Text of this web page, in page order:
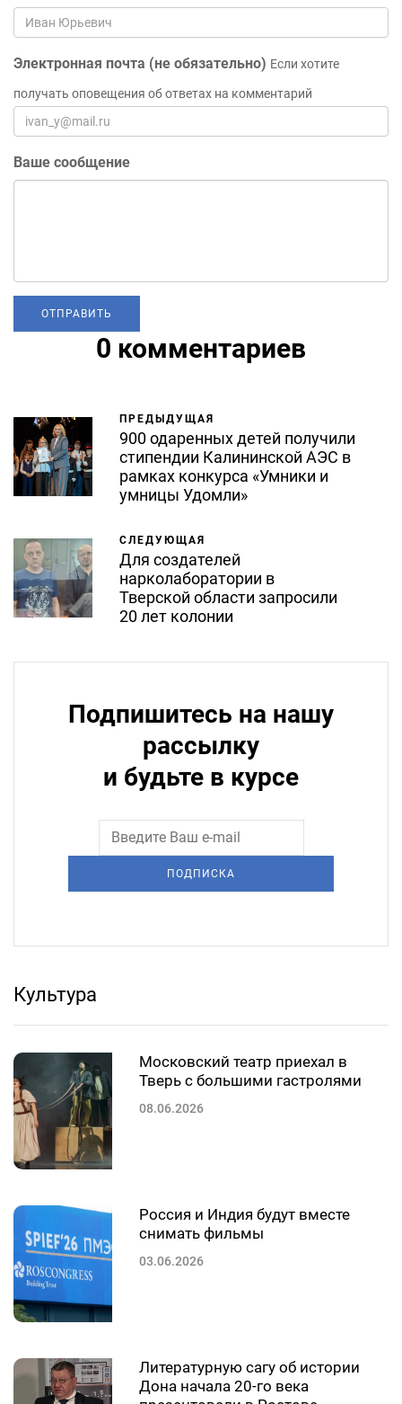
Электронная почта (не обязательно) Если хотите
получать оповещения об ответах на комментарий
Ваше сообщение
0 комментариев
ПРЕДЫДУЩАЯ
900 одаренных детей получили
стипендии Калининской АЭС в
рамках конкурса «Умники и
умницы Удомли»
СЛЕДУЮЩАЯ
Для создателей
нарколаборатории в
Тверской области запросили
20 лет колонии
Подпишитесь на нашу
рассылку
и будьте в курсе
ПОДПИСКА
Культура
Московский театр приехал в
Тверь с большими гастролями
08.06.2026
Россия и Индия будут вместе
снимать фильмы
03.06.2026
Литературную сагу об истории
Дона начала 20-го века